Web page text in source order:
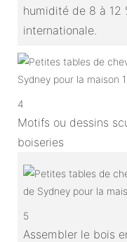
humidité de 8 à 12
internationale.
4
Motifs ou dessins
boiseries
5
Assembler le bois